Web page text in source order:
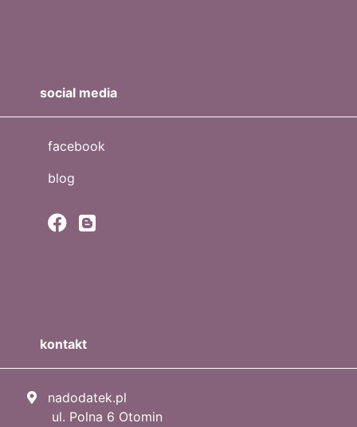
social media
facebook
blog
kontakt
nadodatek.pl
ul. Polna 6 Otomin